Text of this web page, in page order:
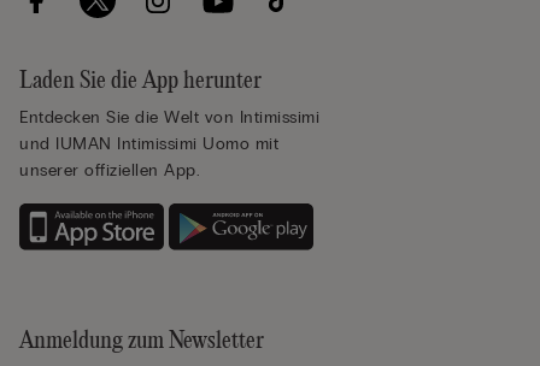
Laden Sie die App herunter
Entdecken Sie die Welt von Intimissimi
und IUMAN Intimissimi Uomo mit
unserer offiziellen App.
Anmeldung zum Newsletter